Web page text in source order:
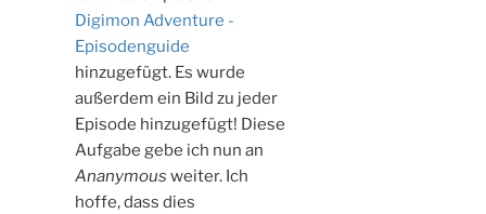
Digimon Adventure -
Episodenguide
hinzugefügt. Es wurde
außerdem ein Bild zu jeder
Episode hinzugefügt! Diese
Aufgabe gebe ich nun an
Ananymous weiter. Ich
hoffe, dass dies